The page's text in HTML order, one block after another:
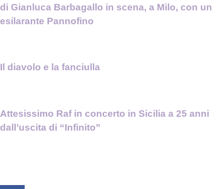
di Gianluca Barbagallo in scena, a Milo, con un
esilarante Pannofino
Il diavolo e la fanciulla
Attesissimo Raf in concerto in Sicilia a 25 anni
dall’uscita di “Infinito”